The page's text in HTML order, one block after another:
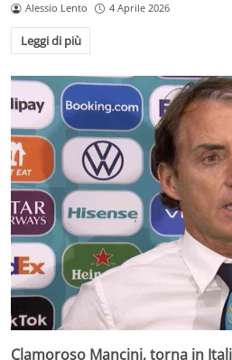
Alessio Lento 4 Aprile 2026
Leggi di più
Clamoroso Mancini, torna in